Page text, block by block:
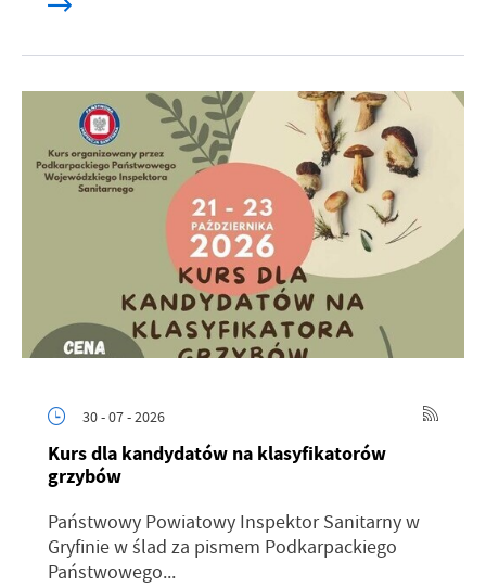
30 - 07 - 2026
Kurs dla kandydatów na klasyfikatorów
grzybów
Państwowy Powiatowy Inspektor Sanitarny w
Gryfinie w ślad za pismem Podkarpackiego
Państwowego...